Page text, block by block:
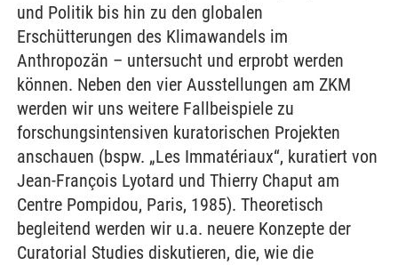
und Politik bis hin zu den globalen
Erschütterungen des Klimawandels im
Anthropozän – untersucht und erprobt werden
können. Neben den vier Ausstellungen am ZKM
werden wir uns weitere Fallbeispiele zu
forschungsintensiven kuratorischen Projekten
anschauen (bspw. „Les Immatériaux“, kuratiert von
Jean-François Lyotard und Thierry Chaput am
Centre Pompidou, Paris, 1985). Theoretisch
begleitend werden wir u.a. neuere Konzepte der
Curatorial Studies diskutieren, die, wie die